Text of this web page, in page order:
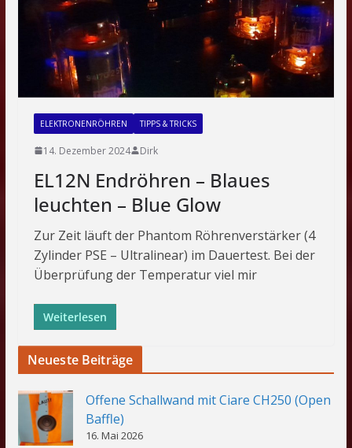
ELEKTRONENRÖHREN TIPPS & TRICKS
14. Dezember 2024 Dirk
EL12N Endröhren – Blaues
leuchten – Blue Glow
Zur Zeit läuft der Phantom Röhrenverstärker (4
Zylinder PSE – Ultralinear) im Dauertest. Bei der
Überprüfung der Temperatur viel mir
Weiterlesen
Neueste Beiträge
Offene Schallwand mit Ciare CH250 (Open
Baffle)
16. Mai 2026